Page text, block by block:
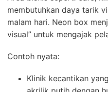
membutuhkan daya tarik
malam hari. Neon box
visual” untuk mengajak
Contoh nyata:
Klinik kecantikan